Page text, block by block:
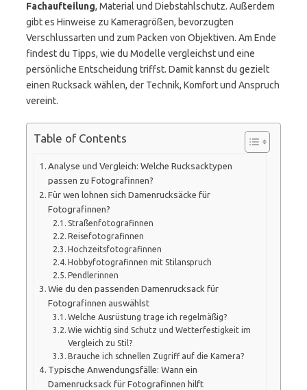
Fachaufteilung, Material und Diebstahlschutz. Außerdem
gibt es Hinweise zu Kameragrößen, bevorzugten
Verschlussarten und zum Packen von Objektiven. Am Ende
findest du Tipps, wie du Modelle vergleichst und eine
persönliche Entscheidung triffst. Damit kannst du gezielt
einen Rucksack wählen, der Technik, Komfort und Anspruch
vereint.
Table of Contents
Analyse und Vergleich: Welche Rucksacktypen
passen zu Fotografinnen?
Für wen lohnen sich Damenrucksäcke für
Fotografinnen?
Straßenfotografinnen
Reisefotografinnen
Hochzeitsfotografinnen
Hobbyfotografinnen mit Stilanspruch
Pendlerinnen
Wie du den passenden Damenrucksack für
Fotografinnen auswählst
Welche Ausrüstung trage ich regelmäßig?
Wie wichtig sind Schutz und Wetterfestigkeit im
Vergleich zu Stil?
Brauche ich schnellen Zugriff auf die Kamera?
Typische Anwendungsfälle: Wann ein
Damenrucksack für Fotografinnen hilft